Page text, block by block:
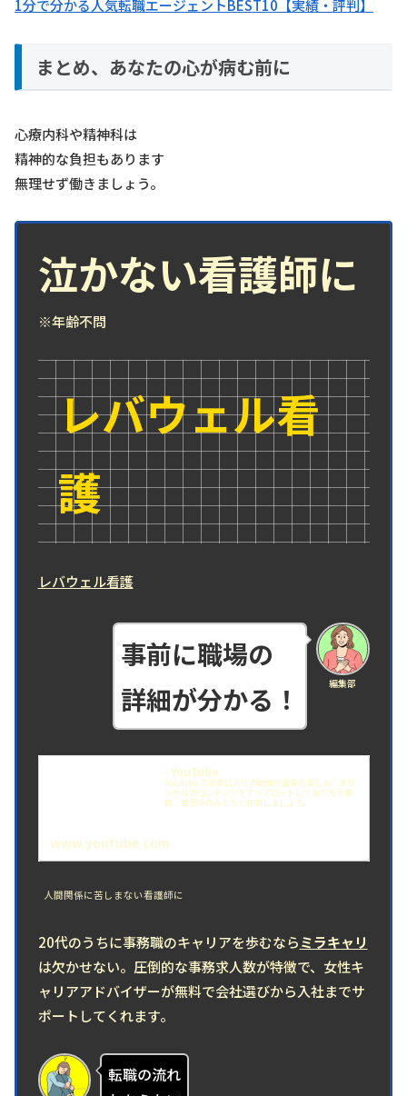
1分で分かる人気転職エージェントBEST10【実績・評判】
まとめ、あなたの心が病む前に
心療内科や精神科は
精神的な負担もあります
無理せず働きましょう。
泣かない看護師に
※年齢不問
レバウェル看
護
レバウェル看護
編集部
事前に職場の
詳細が分かる！
- YouTube
YouTube でお気に入りの動画や音楽を楽しみ、オリ
ジナルのコンテンツをアップロードして友だちや家
族、世界中の人たちと共有しましょう。
www.youtube.com
人間関係に苦しまない看護師に
20代のうちに事務職のキャリアを歩むならミラキャリ
は欠かせない。圧倒的な事務求人数が特徴で、女性キ
ャリアアドバイザーが無料で会社選びから入社までサ
ポートしてくれます。
転職の流れ